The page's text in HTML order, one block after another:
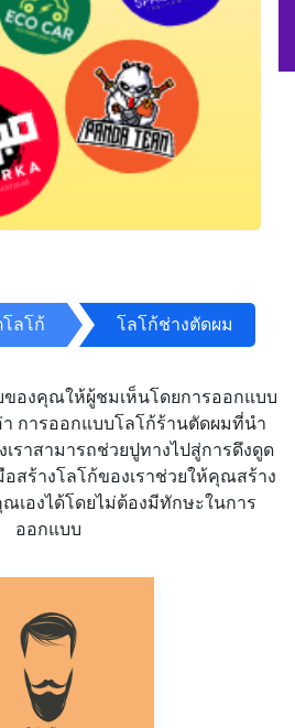
โลโก้ โลโก้ช่างตัดผม
องคุณให้ผู้ชมเห็นโดยการออกแบบ
การออกแบบโลโก้ร้านตัดผมที่นำ
ราสามารถช่วยปูทางไปสู่การดึงดูด
สร้างโลโก้ของเราช่วยให้คุณสร้าง
เองได้โดยไม่ต้องมีทักษะในการ
ออกแบบ